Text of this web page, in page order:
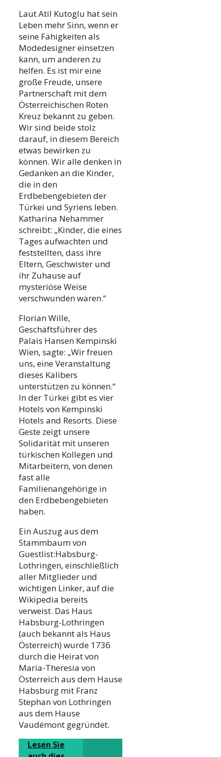
Laut Atil Kutoglu hat sein
Leben mehr Sinn, wenn er
seine Fähigkeiten als
Modedesigner einsetzen
kann, um anderen zu
helfen. Es ist mir eine
große Freude, unsere
Partnerschaft mit dem
Österreichischen Roten
Kreuz bekannt zu geben.
Wir sind beide stolz
darauf, in diesem Bereich
etwas bewirken zu
können. Wir alle denken in
Gedanken an die Kinder,
die in den
Erdbebengebieten der
Türkei und Syriens leben.
Katharina Nehammer
schreibt: „Kinder, die eines
Tages aufwachten und
feststellten, dass ihre
Eltern, Geschwister und
ihr Zuhause auf
mysteriöse Weise
verschwunden waren.“
Florian Wille,
Geschäftsführer des
Palais Hansen Kempinski
Wien, sagte: „Wir freuen
uns, eine Veranstaltung
dieses Kalibers
unterstützen zu können.“
In der Türkei gibt es vier
Hotels von Kempinski
Hotels and Resorts. Diese
Geste zeigt unsere
Solidarität mit unseren
türkischen Kollegen und
Mitarbeitern, von denen
fast alle
Familienangehörige in
den Erdbebengebieten
haben.
Ein Auszug aus dem
Stammbaum von
Guestlist:Habsburg-
Lothringen, einschließlich
aller Mitglieder und
wichtigen Linker, auf die
Wikipedia bereits
verweist. Das Haus
Habsburg-Lothringen
(auch bekannt als Haus
Österreich) wurde 1736
durch die Heirat von
Maria-Theresia von
Österreich aus dem Hause
Habsburg mit Franz
Stephan von Lothringen
aus dem Hause
Vaudémont gegründet.
Lesen Sie